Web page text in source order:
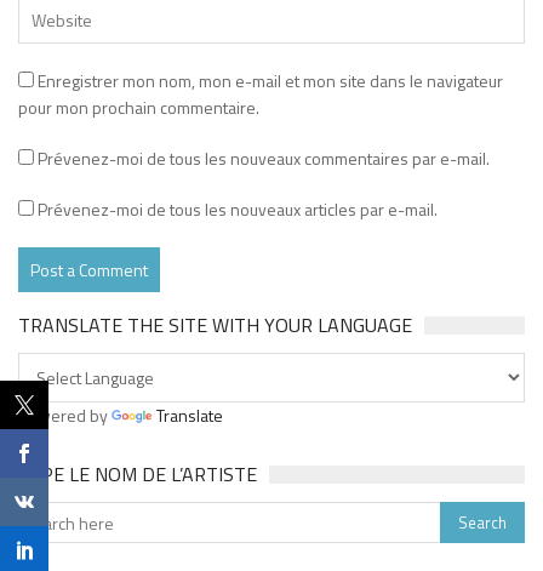
Enregistrer mon nom, mon e-mail et mon site dans le navigateur
pour mon prochain commentaire.
Prévenez-moi de tous les nouveaux commentaires par e-mail.
Prévenez-moi de tous les nouveaux articles par e-mail.
TRANSLATE THE SITE WITH YOUR LANGUAGE
Powered by Translate
TAPE LE NOM DE L’ARTISTE